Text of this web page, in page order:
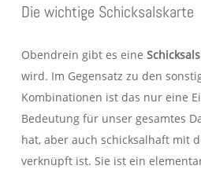
Die wichtige Schicksalskarte
Obendrein gibt es eine
wird. Im Gegensatz zu den
Kombinationen ist das nur eine
Bedeutung für unser gesamtes
hat, aber auch schicksalhaft mit
verknüpft ist. Sie ist ein